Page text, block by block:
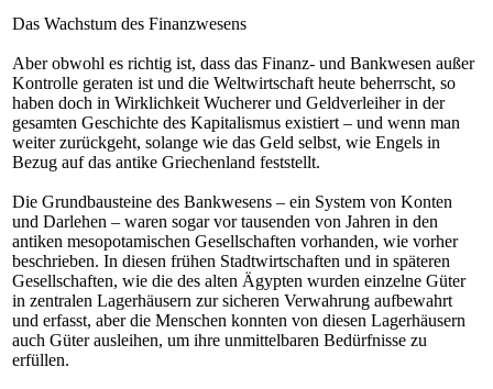
Das Wachstum des Finanzwesens
Aber obwohl es richtig ist, dass das Finanz- und Bankwesen außer
Kontrolle geraten ist und die Weltwirtschaft heute beherrscht, so
haben doch in Wirklichkeit Wucherer und Geldverleiher in der
gesamten Geschichte des Kapitalismus existiert – und wenn man
weiter zurückgeht, solange wie das Geld selbst, wie Engels in
Bezug auf das antike Griechenland feststellt.
Die Grundbausteine des Bankwesens – ein System von Konten
und Darlehen – waren sogar vor tausenden von Jahren in den
antiken mesopotamischen Gesellschaften vorhanden, wie vorher
beschrieben. In diesen frühen Stadtwirtschaften und in späteren
Gesellschaften, wie die des alten Ägypten wurden einzelne Güter
in zentralen Lagerhäusern zur sicheren Verwahrung aufbewahrt
und erfasst, aber die Menschen konnten von diesen Lagerhäusern
auch Güter ausleihen, um ihre unmittelbaren Bedürfnisse zu
erfüllen.